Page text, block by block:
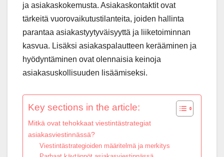
ja asiakaskokemusta. Asiakaskontaktit ovat
tärkeitä vuorovaikutustilanteita, joiden hallinta
parantaa asiakastyytyväisyyttä ja liiketoiminnan
kasvua. Lisäksi asiakaspalautteen kerääminen ja
hyödyntäminen ovat olennaisia keinoja
asiakasuskollisuuden lisäämiseksi.
Key sections in the article:
Mitkä ovat tehokkaat viestintästrategiat
asiakasviestinnässä?
Viestintästrategioiden määritelmä ja merkitys